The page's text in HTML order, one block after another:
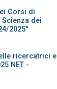
Corsi di
dei
2025"
ricercatrici e
NET -